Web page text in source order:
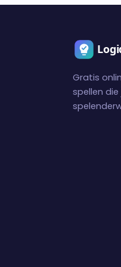
Gratis
spellen